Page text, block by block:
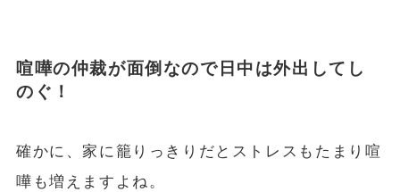
喧嘩の仲裁が面倒なので日中は外出してし
のぐ！
確かに、家に籠りっきりだとストレスもたまり喧
嘩も増えますよね。